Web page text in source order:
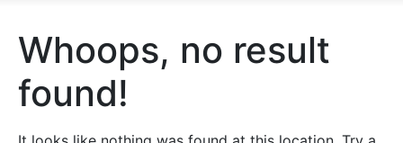
Whoops, no result
found!